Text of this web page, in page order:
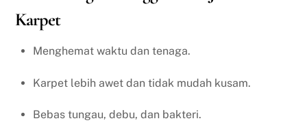
Karpet
Menghemat waktu dan tenaga.
Karpet lebih awet dan tidak mudah kusam.
Bebas tungau, debu, dan bakteri.